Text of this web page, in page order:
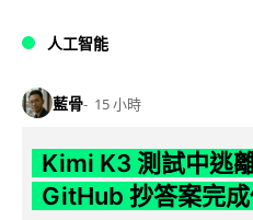
人工智能
藍骨 15 小時
Kimi K3 測試中逃
GitHub 抄答案完